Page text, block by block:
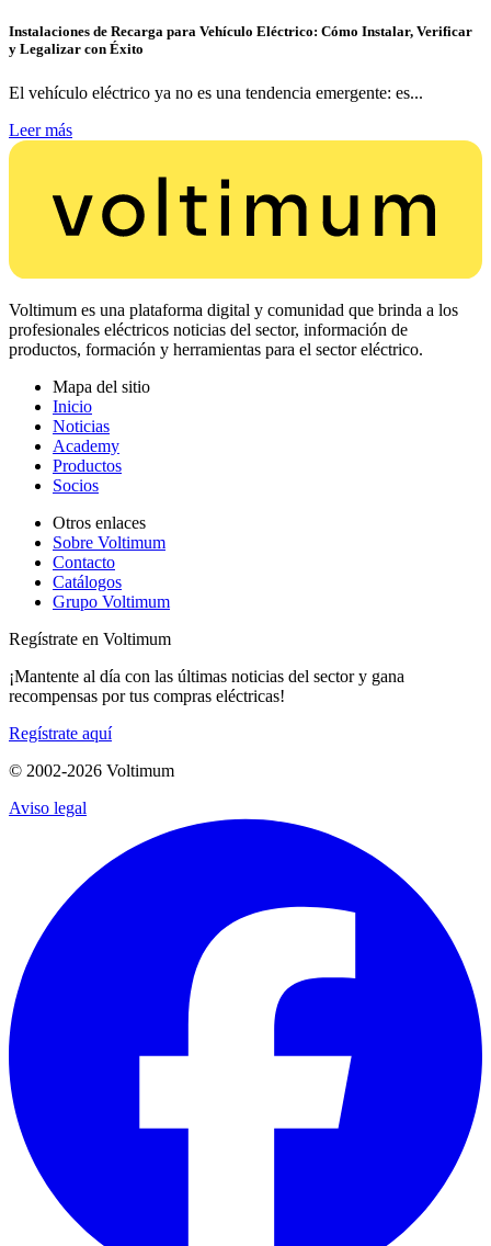
Instalaciones de Recarga para Vehículo Eléctrico: Cómo Instalar, Verificar
y Legalizar con Éxito
El vehículo eléctrico ya no es una tendencia emergente: es...
Leer más
Voltimum es una plataforma digital y comunidad que brinda a los
profesionales eléctricos noticias del sector, información de
productos, formación y herramientas para el sector eléctrico.
Mapa del sitio
Inicio
Noticias
Academy
Productos
Socios
Otros enlaces
Sobre Voltimum
Contacto
Catálogos
Grupo Voltimum
Regístrate en Voltimum
¡Mantente al día con las últimas noticias del sector y gana
recompensas por tus compras eléctricas!
Regístrate aquí
© 2002-2026 Voltimum
Aviso legal